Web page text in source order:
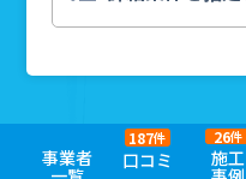
事業者 口コミ
187件
施工
26件